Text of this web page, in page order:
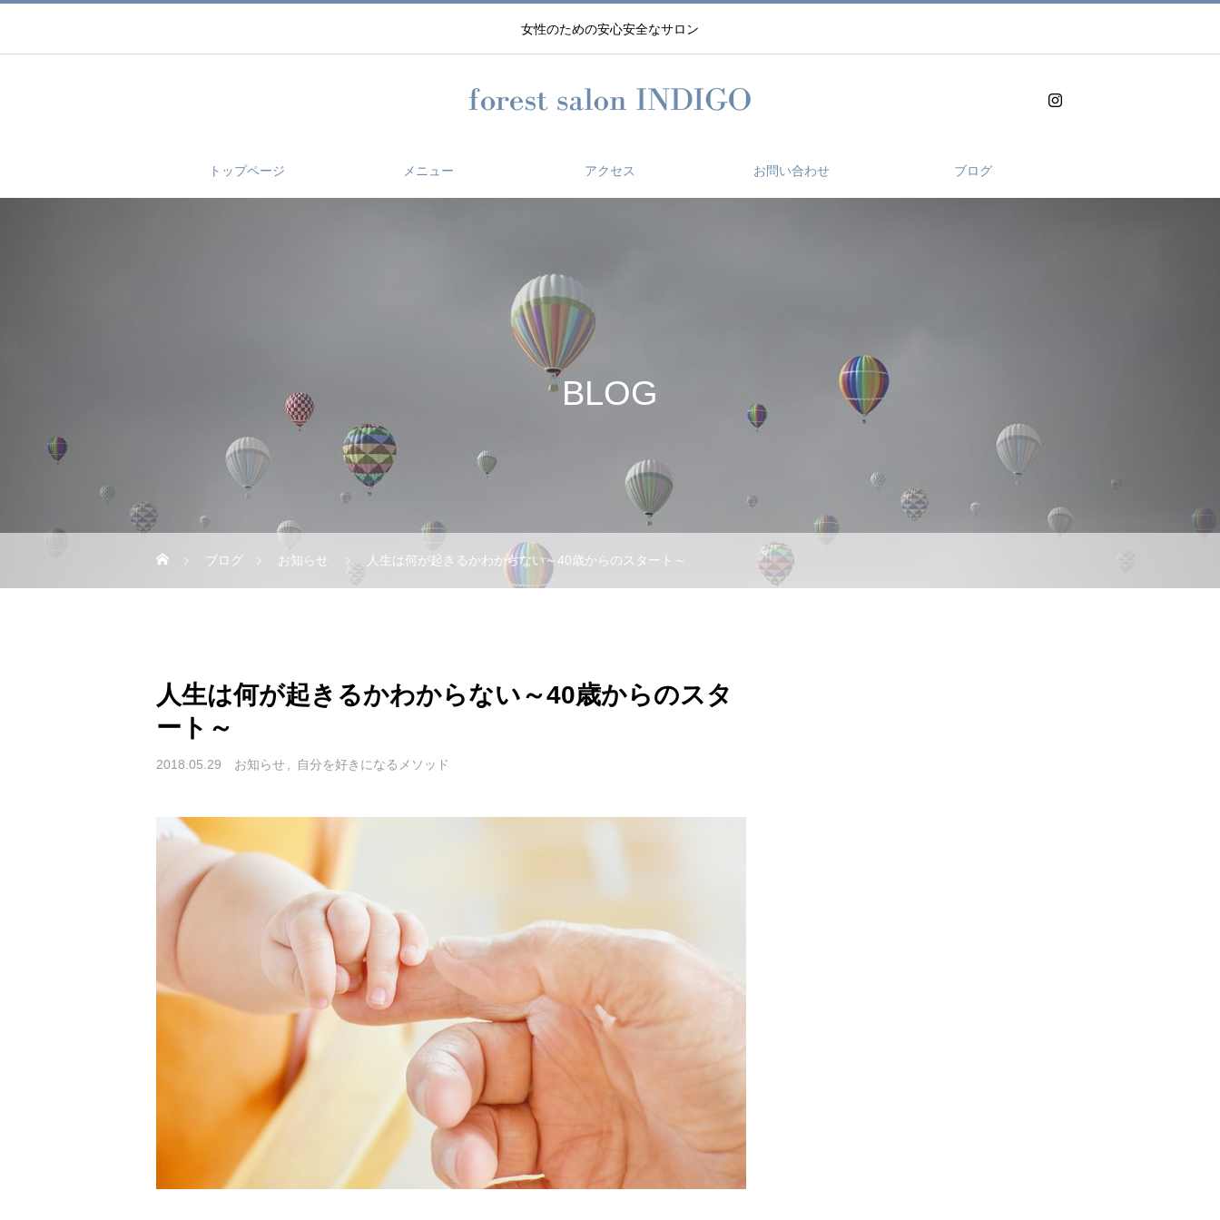
女性のための安心安全なサロン
トップページ メニュー アクセス お問い合わせ ブログ
BLOG
ブログ お知らせ 人生は何が起きるかわからない～40歳からのスタート～
人生は何が起きるかわからない～40歳からのスタ
ート～
2018.05.29 お知らせ 自分を好きになるメソッド